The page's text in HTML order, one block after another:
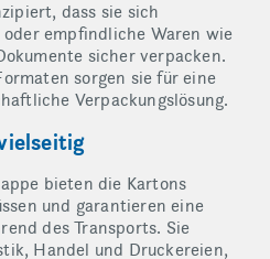
dass sie sich
oder empfindliche Waren wie
sicher verpacken.
sorgen sie für eine
Verpackungslösung.
bieten die Kartons
und garantieren eine
des Transports. Sie
Handel und Druckereien,